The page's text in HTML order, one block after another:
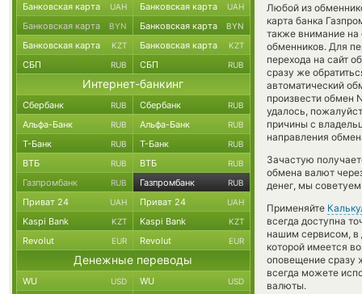
Любой из
карта банка
также внимание на
обменников. Для
перехода на сайт
сразу же
автоматический
произвести обмен
удалось,
причины с
направления
Зачастую
обмена валют
денег, мы советуем
Применяйте
всегда доступна
нашим сервисом, в
которой имеется
оповещение сразу
всегда можете
валюты.
Банковская карта UAH Банковская карта UAH
Банковская карта BYN Банковская карта BYN
Банковская карта KZT Банковская карта KZT
СБП RUB СБП RUB
Интернет-банкинг
Сбербанк RUB Сбербанк RUB
Альфа-Банк RUB Альфа-Банк RUB
Т-Банк RUB Т-Банк RUB
ВТБ RUB ВТБ RUB
Газпромбанк RUB Газпромбанк RUB
Приват 24 UAH Приват 24 UAH
Kaspi Bank KZT Kaspi Bank KZT
Revolut EUR Revolut EUR
Денежные переводы
WU USD WU USD